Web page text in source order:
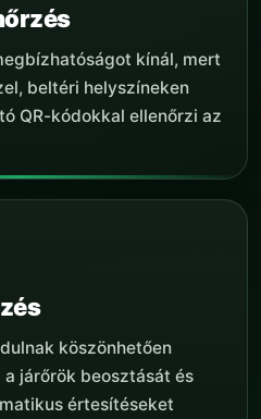
kínál, mert
beltéri helyszíneken
QR-kódokkal ellenőrzi az
köszönhetően
járőrök beosztását és
értesítéseket